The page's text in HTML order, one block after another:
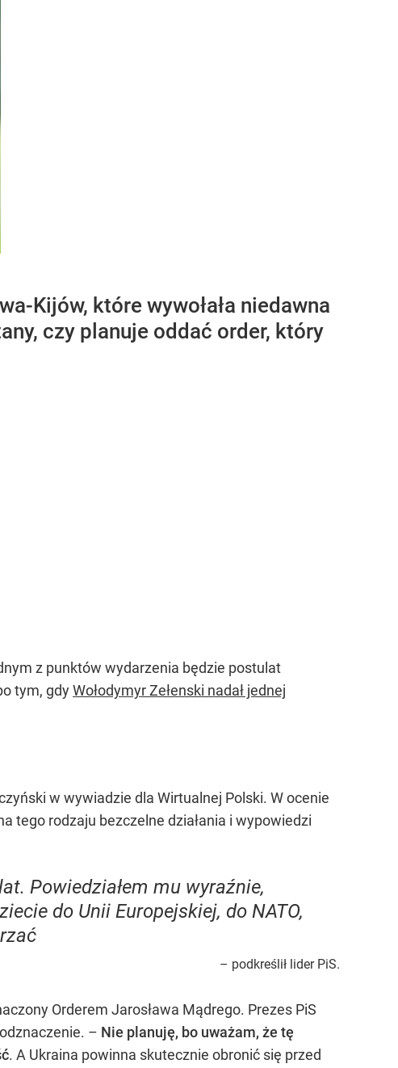
Kijów, które wywołała niedawna
czy planuje oddać order, który
z punktów wydarzenia będzie postulat
tym, gdyWołodymyr Zełenski nadał jednej
w wywiadzie dla Wirtualnej Polski. W ocenie
tego rodzaju bezczelne działania i wypowiedzi
Powiedziałem mu wyraźnie,
do Unii Europejskiej, do NATO,
– podkreślił lider PiS.
Orderem Jarosława Mądrego. Prezes PiS
– Nie planuję, bo uważam, że tę
. A Ukraina powinna skutecznie obronić się przed